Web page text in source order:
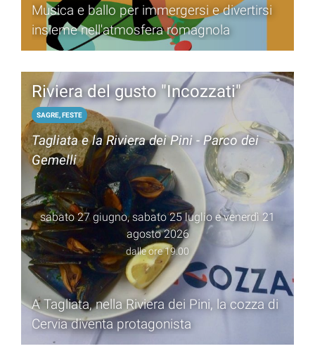
Musica e ballo per immergersi e divertirsi
insieme nell'atmosfera romagnola
Riviera del gusto "Incozzati"
SAGRE, FESTE
Tagliata e la Riviera dei Pini - Parco dei
Gemelli
sabato 27 giugno, sabato 25 luglio e venerdì 21
agosto 2026
dalle ore 19.00
A Tagliata, nella Riviera dei Pini, la cozza di
Cervia diventa protagonista